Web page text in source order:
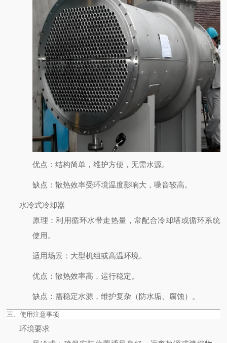
优点 ：结构简单，维护方便，无需水源。
缺点 ：散热效率受环境温度影响大，噪音较高。
水冷式冷却器
原理 ：利用循环水带走热量，常配合冷却塔或循环系统
使用。
适用场景 ：大型机组或高温环境。
优点 ：散热效率高，运行稳定。
缺点 ：需稳定水源，维护复杂（防水垢、腐蚀）。
三、使用注意事项
环境要求